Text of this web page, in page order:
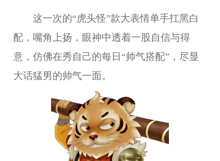
这一次的“虎头怪”款大表情单手扛黑白
配，嘴角上扬，眼神中透着一股自信与得
意，仿佛在秀自己的每日“帅气搭配”，尽显
大话猛男的帅气一面。